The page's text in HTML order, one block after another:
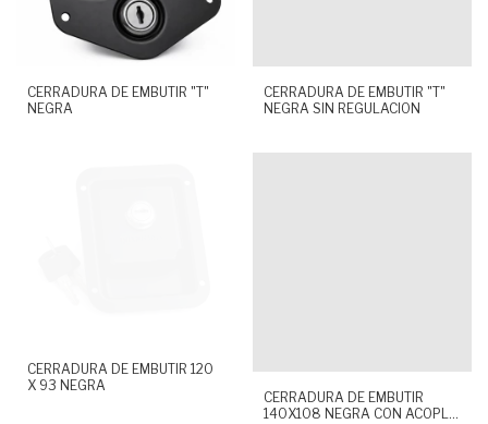
CERRADURA DE EMBUTIR "T"
NEGRA
CERRADURA DE EMBUTIR "T"
NEGRA SIN REGULACION
CERRADURA DE EMBUTIR 120
X 93 NEGRA
CERRADURA DE EMBUTIR
140X108 NEGRA CON ACOPLE